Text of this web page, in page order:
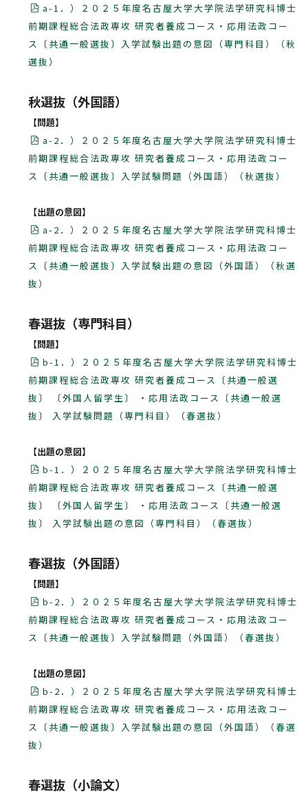
a-1．）２０２５年度名古屋大学大学院法学研究科博士
前期課程総合法政専攻 研究者養成コース・応用法政コー
ス〔共通一般選抜〕入学試験出題の意図（専門科目）（秋
選抜）
秋選抜（外国語）
【問題】
a-2．）２０２５年度名古屋大学大学院法学研究科博士
前期課程総合法政専攻 研究者養成コース・応用法政コー
ス〔共通一般選抜〕入学試験問題（外国語）（秋選抜）
【出題の意図】
a-2．）２０２５年度名古屋大学大学院法学研究科博士
前期課程総合法政専攻 研究者養成コース・応用法政コー
ス〔共通一般選抜〕入学試験出題の意図（外国語）（秋選
抜）
春選抜（専門科目）
【問題】
b-1．）２０２５年度名古屋大学大学院法学研究科博士
前期課程総合法政専攻 研究者養成コース〔共通一般選
抜〕 〔外国人留学生〕 ・応用法政コース〔共通一般選
抜〕 入学試験問題（専門科目）（春選抜）
【出題の意図】
b-1．）２０２５年度名古屋大学大学院法学研究科博士
前期課程総合法政専攻 研究者養成コース〔共通一般選
抜〕 〔外国人留学生〕 ・応用法政コース〔共通一般選
抜〕 入学試験出題の意図（専門科目）（春選抜）
春選抜（外国語）
【問題】
b-2．）２０２５年度名古屋大学大学院法学研究科博士
前期課程総合法政専攻 研究者養成コース・応用法政コー
ス〔共通一般選抜〕入学試験問題（外国語）（春選抜）
【出題の意図】
b-2．）２０２５年度名古屋大学大学院法学研究科博士
前期課程総合法政専攻 研究者養成コース・応用法政コー
ス〔共通一般選抜〕入学試験出題の意図（外国語）（春選
抜）
春選抜（小論文）